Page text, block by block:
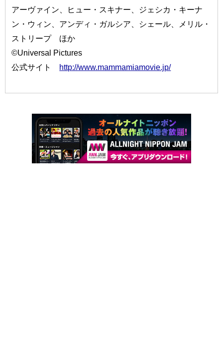
アーヴァイン、ヒュー・スキナー、ジェシカ・キーナ
ン・ウィン、アンディ・ガルシア、シェール、メリル・
ストリープ ほか
©Universal Pictures
公式サイト http://www.mammamiamovie.jp/